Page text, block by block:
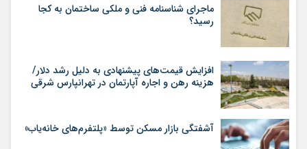
ماجرای شناسنامه‌ فنی و ملکی ساختمان به کجا
رسید؟
افزایش قیمت‌های پیشنهادی به دلیل رشد دلار/
هزینه رهن و اجاره آپارتمان در تهرانپارس شرقی
آشفتگی بازار مسکن توسط «پلتفرم‌های خانه‌یاب»